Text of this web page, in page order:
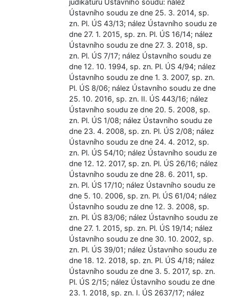
judikaturu Ústavního soudu: nález
Ústavního soudu ze dne 25. 3. 2014, sp.
zn. Pl. ÚS 43/13; nález Ústavního soudu ze
dne 27. 1. 2015, sp. zn. Pl. ÚS 16/14; nález
Ústavního soudu ze dne 27. 3. 2018, sp.
zn. Pl. ÚS 7/17; nález Ústavního soudu ze
dne 12. 10. 1994, sp. zn. Pl. ÚS 4/94; nález
Ústavního soudu ze dne 1. 3. 2007, sp. zn.
Pl. ÚS 8/06; nález Ústavního soudu ze dne
25. 10. 2016, sp. zn. II. ÚS 443/16; nález
Ústavního soudu ze dne 20. 5. 2008, sp.
zn. Pl. ÚS 1/08; nález Ústavního soudu ze
dne 23. 4. 2008, sp. zn. Pl. ÚS 2/08; nález
Ústavního soudu ze dne 24. 4. 2012, sp.
zn. Pl. ÚS 54/10; nález Ústavního soudu ze
dne 12. 12. 2017, sp. zn. Pl. ÚS 26/16; nález
Ústavního soudu ze dne 28. 6. 2011, sp.
zn. Pl. ÚS 17/10; nález Ústavního soudu ze
dne 5. 10. 2006, sp. zn. Pl. ÚS 61/04; nález
Ústavního soudu ze dne 12. 3. 2008, sp.
zn. Pl. ÚS 83/06; nález Ústavního soudu ze
dne 27. 1. 2015, sp. zn. Pl. ÚS 19/14; nález
Ústavního soudu ze dne 30. 10. 2002, sp.
zn. Pl. ÚS 39/01; nález Ústavního soudu ze
dne 18. 12. 2018, sp. zn. Pl. ÚS 4/18; nález
Ústavního soudu ze dne 3. 5. 2017, sp. zn.
Pl. ÚS 2/15; nález Ústavního soudu ze dne
23. 1. 2018, sp. zn. I. ÚS 2637/17; nález